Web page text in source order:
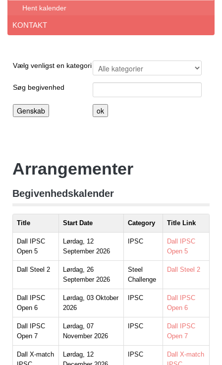
Hent kalender
KONTAKT
Vælg venligst en kategori Filtrér liste efter denne kategory
Søg begivenhed
Arrangementer
Begivenhedskalender
Title Start Date Category Title Link
Dall IPSC
Open 5
Lørdag, 12
September 2026
IPSC
Dall IPSC
Open 5
Dall Steel 2
Lørdag, 26
September 2026
Steel
Challenge
Dall Steel 2
Dall IPSC
Open 6
Lørdag, 03 Oktober
2026
IPSC
Dall IPSC
Open 6
Dall IPSC
Open 7
Lørdag, 07
November 2026
IPSC
Dall IPSC
Open 7
Dall X-match
Lørdag, 12
IPSC
Dall X-match